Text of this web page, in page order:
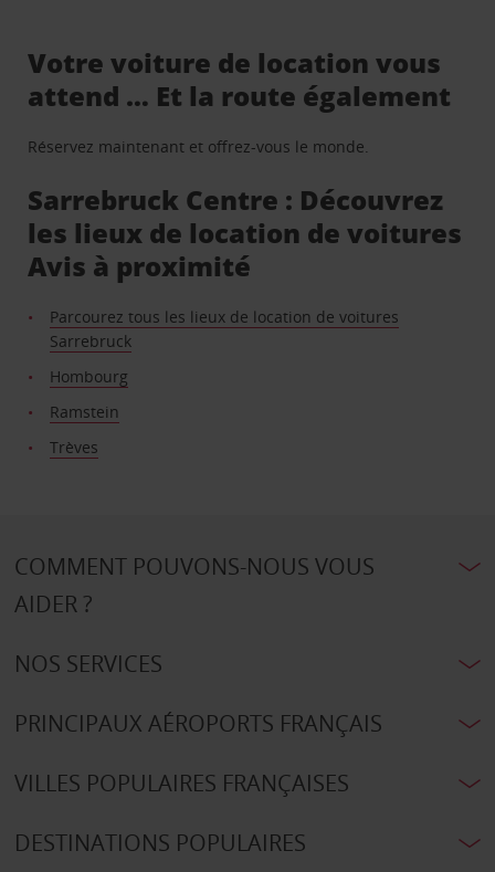
Votre voiture de location vous
attend … Et la route également
Réservez maintenant et offrez-vous le monde.
Sarrebruck Centre : Découvrez
les lieux de location de voitures
Avis à proximité
Parcourez tous les lieux de location de voitures
Sarrebruck
Hombourg
Ramstein
Trèves
COMMENT POUVONS-NOUS VOUS
AIDER ?
NOS SERVICES
PRINCIPAUX AÉROPORTS FRANÇAIS
VILLES POPULAIRES FRANÇAISES
DESTINATIONS POPULAIRES